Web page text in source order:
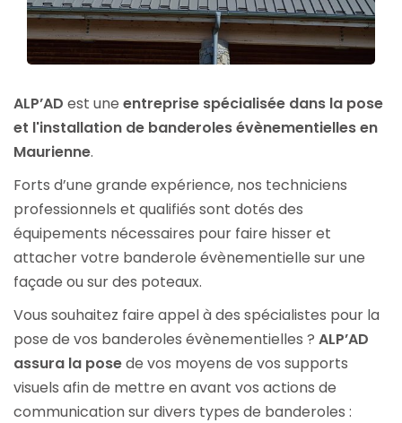
ALP’AD est une entreprise spécialisée dans la pose
et l'installation de banderoles évènementielles en
Maurienne.
Forts d’une grande expérience, nos techniciens
professionnels et qualifiés sont dotés des
équipements nécessaires pour faire hisser et
attacher votre banderole évènementielle sur une
façade ou sur des poteaux.
Vous souhaitez faire appel à des spécialistes pour la
pose de vos banderoles évènementielles ? ALP’AD
assura la posede vos moyens de vos supports
visuels afin de mettre en avant vos actions de
communication sur divers types de banderoles :